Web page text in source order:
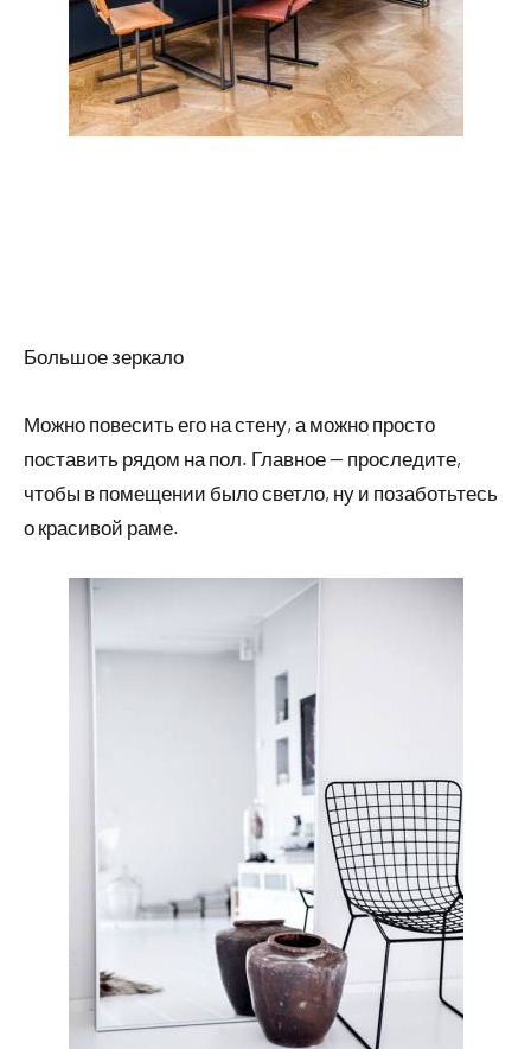
Большое зеркало
Можно повесить его на стену, а можно просто
поставить рядом на пол. Главное — проследите,
чтобы в помещении было светло, ну и позаботьтесь
о красивой раме.